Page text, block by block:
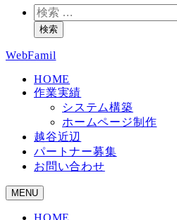
検
索検索
WebFamil
HOME
作業実績
システム構築
ホームページ制作
越谷近辺
パートナー募集
お問い合わせ
MENU
HOME